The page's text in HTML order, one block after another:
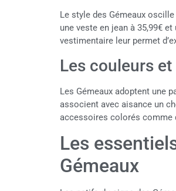
Le style des Gémeaux
une veste en jean à 35,99€
vestimentaire leur permet
Les couleurs
Les Gémeaux adoptent une
associent avec aisance un
accessoires colorés comme
Les
Gémeaux